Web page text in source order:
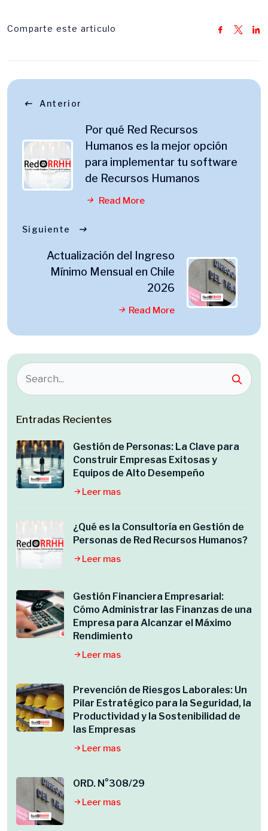
Comparte este articulo
Anterior
Por qué Red Recursos
Humanos es la mejor opción
para implementar tu software
de Recursos Humanos
Read More
Siguiente
Actualización del Ingreso
Mínimo Mensual en Chile
2026
Read More
Entradas Recientes
Gestión de Personas: La Clave para
Construir Empresas Exitosas y
Equipos de Alto Desempeño
Leer mas
¿Qué es la Consultoría en Gestión de
Personas de Red Recursos Humanos?
Leer mas
Gestión Financiera Empresarial:
Cómo Administrar las Finanzas de una
Empresa para Alcanzar el Máximo
Rendimiento
Leer mas
Prevención de Riesgos Laborales: Un
Pilar Estratégico para la Seguridad, la
Productividad y la Sostenibilidad de
las Empresas
Leer mas
ORD. N°308/29
Leer mas